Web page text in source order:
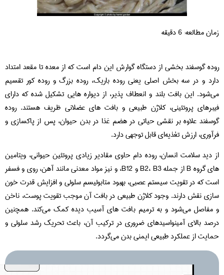
مطالعه:6دقیقه
گوسفند بخشی از دستگاه گوارش این دام است که از معده تا مقعد امتداد
و در سه بخش اصلی یعنی روده باریک، روده بزرگ و روده کور تقسیم
این بافت بلند و انعطاف‌ پذیر، از دیواره‌ هایی تشکیل شده که دارای
پروتئینی، کلاژن طبیعی و بافت‌ های عضلانی ظریف هستند. روده
علاوه بر نقشی حیاتی در هضم غذا در بدن حیوان، پس از پاکسازی و
ارزش تغذیه‌ای قابل‌ توجهی دارد.
دید سلامت انسان، روده دام حاوی مقادیر زیادی پروتئین حیوانی، ویتامین‌
های گروه B از جمله B2، B3 و B12، و نیز مواد معدنی مانند آهن، روی و فسفر
که در تقویت سیستم عصبی، بهبود متابولیسم سلولی و افزایش قدرت خون‌
نقش دارند. وجود کلاژن طبیعی در بافت آن موجب تقویت پوست، ناخن
می‌شود و به ترمیم بافت‌ های آسیب‌ دیده کمک می‌کند. همچنین
بالای آمینواسیدهای ضروری در ترکیب آن، باعث تحریک رشد سلولی و
از عملکرد طبیعی ایمنی بدن می‌گردد.